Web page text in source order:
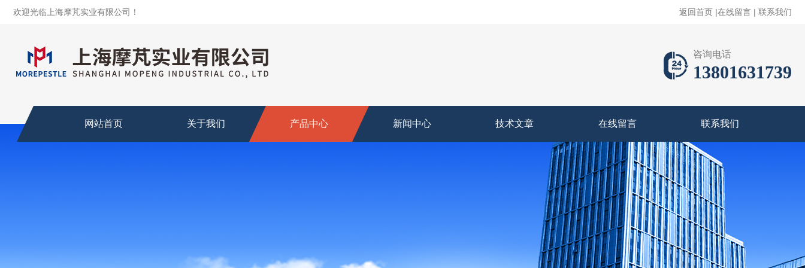
欢迎光临上海摩芃实业有限公司！ 返回首页 |在线留言 | 联系我们
咨询电话
13801631739
网站首页 关于我们 产品中心 新闻中心 技术文章 在线留言 联系我们